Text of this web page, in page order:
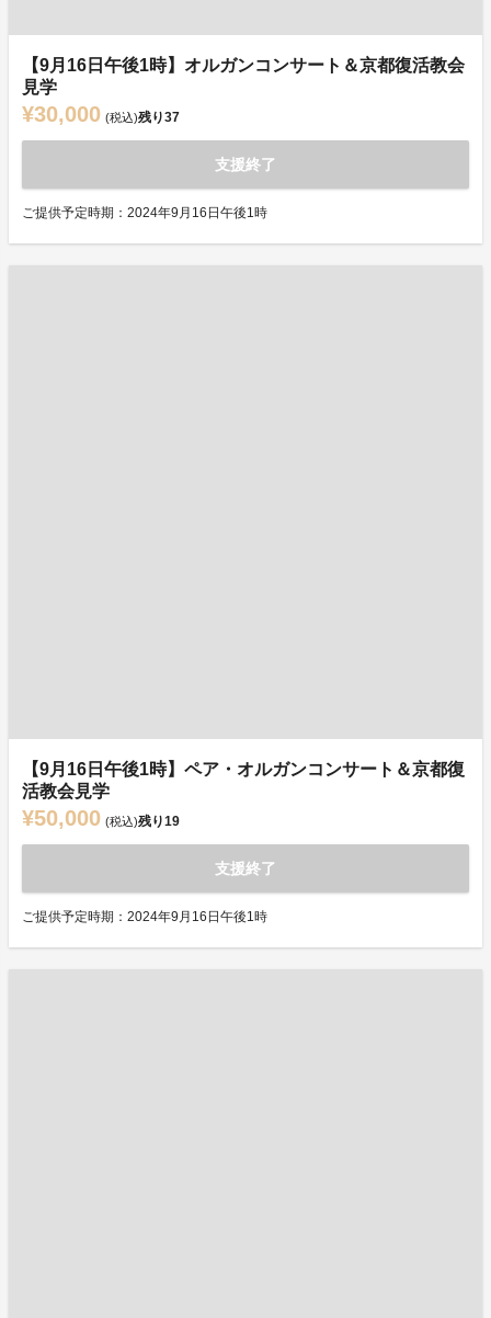
【9月16日午後1時】オルガンコンサート＆京都復活教会
見学
¥30,000 (税込)残り37
支援終了
ご提供予定時期：2024年9月16日午後1時
【9月16日午後1時】ペア・オルガンコンサート＆京都復
活教会見学
¥50,000 (税込)残り19
支援終了
ご提供予定時期：2024年9月16日午後1時